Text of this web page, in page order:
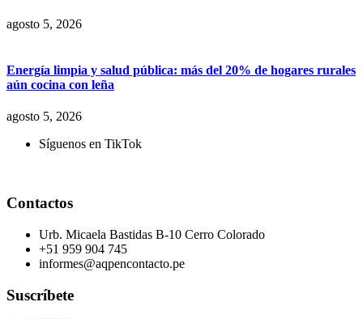
agosto 5, 2026
Energía limpia y salud pública: más del 20% de hogares rurales
aún cocina con leña
agosto 5, 2026
Síguenos en TikTok
Contactos
Urb. Micaela Bastidas B-10 Cerro Colorado
+51 959 904 745
informes@aqpencontacto.pe
Suscríbete